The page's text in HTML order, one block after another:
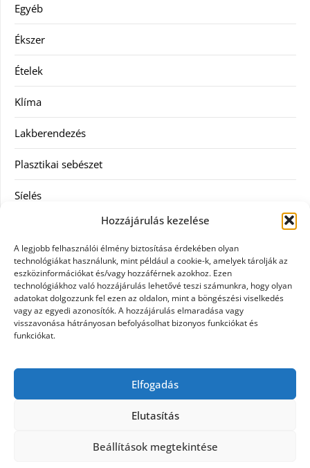
Hozzájárulás kezelése
A legjobb felhasználói élmény biztosítása érdekében olyan
technológiákat használunk, mint például a cookie-k, amelyek tárolják az
eszközinformációkat és/vagy hozzáférnek azokhoz. Ezen
technológiákhoz való hozzájárulás lehetővé teszi számunkra, hogy olyan
adatokat dolgozzunk fel ezen az oldalon, mint a böngészési viselkedés
vagy az egyedi azonosítók. A hozzájárulás elmaradása vagy
visszavonása hátrányosan befolyásolhat bizonyos funkciókat és
funkciókat.
Elfogadás
Elutasítás
Beállítások megtekintése
Egyéb
Ékszer
Ételek
Klíma
Lakberendezés
Plasztikai sebészet
Síelés
Táskák
Vásárlás
Webáruház
Casco biztosítás használt járműre